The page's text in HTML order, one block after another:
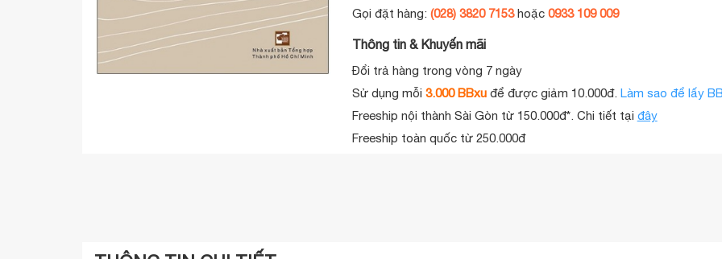
Gọi đặt hàng: (028) 3820 7153hoặc 0933 109 009
Thông tin & Khuyến mãi
Đổi trả hàng trong vòng 7 ngày
Sử dụng mỗi 3.000 BBxu để được giảm 10.000đ. Làm sao để lấy
Freeship nội thành Sài Gòn từ 150.000đ*. Chi tiết tại đây
Freeship toàn quốc từ 250.000đ